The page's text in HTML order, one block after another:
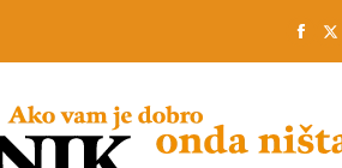
KNJIGE